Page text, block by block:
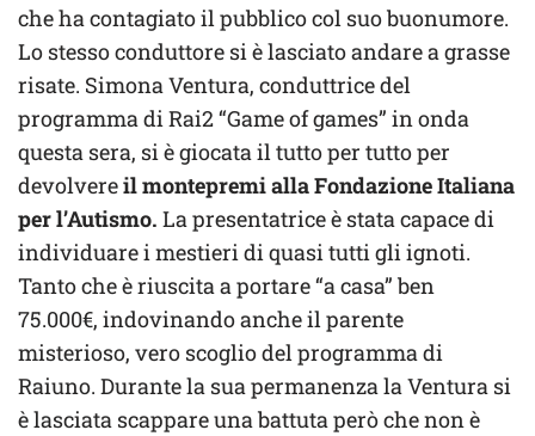
che ha contagiato il pubblico col suo buonumore.
Lo stesso conduttore si è lasciato andare a grasse
risate. Simona Ventura, conduttrice del
programma di Rai2 “Game of games” in onda
questa sera, si è giocata il tutto per tutto per
devolvereil montepremi alla Fondazione Italiana
per l’Autismo. La presentatrice è stata capace di
individuare i mestieri di quasi tutti gli ignoti.
Tanto che è riuscita a portare “a casa” ben
75.000€, indovinando anche il parente
misterioso, vero scoglio del programma di
Raiuno. Durante la sua permanenza la Ventura si
è lasciata scappare una battuta però che non è